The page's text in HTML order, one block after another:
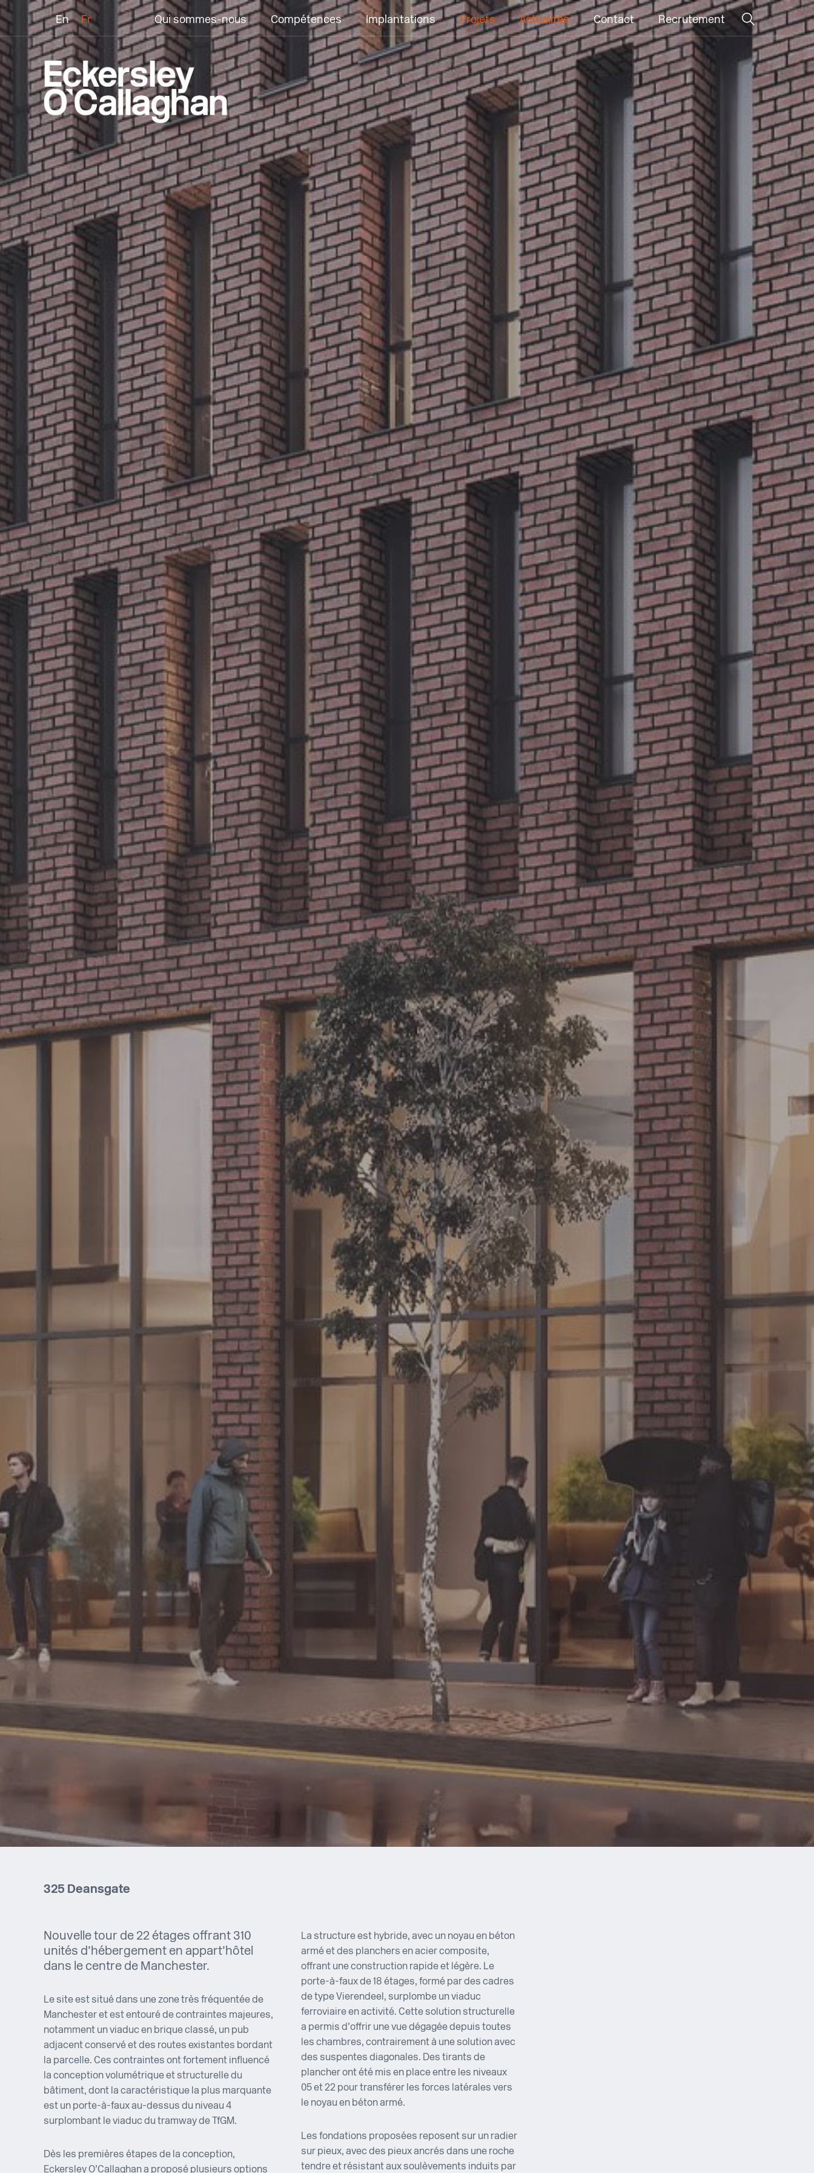
Qui sommes-nous Compétences Implantations Projets Actualités Contact Recrutement
En Fr
325 Deansgate
Nouvelle tour de 22 étages offrant 310
unités d’hébergement en appart’hôtel
dans le centre de Manchester.
Le site est situé dans une zone très fréquentée de
Manchester et est entouré de contraintes majeures,
notamment un viaduc en brique classé, un pub
adjacent conservé et des routes existantes bordant
la parcelle. Ces contraintes ont fortement influencé
la conception volumétrique et structurelle du
bâtiment, dont la caractéristique la plus marquante
est un porte-à-faux au-dessus du niveau 4
surplombant le viaduc du tramway de TfGM.
Dès les premières étapes de la conception,
Eckersley O’Callaghan a proposé plusieurs options
La structure est hybride, avec un noyau en béton
armé et des planchers en acier composite,
offrant une construction rapide et légère. Le
porte-à-faux de 18 étages, formé par des cadres
de type Vierendeel, surplombe un viaduc
ferroviaire en activité. Cette solution structurelle
a permis d’offrir une vue dégagée depuis toutes
les chambres, contrairement à une solution avec
des suspentes diagonales. Des tirants de
plancher ont été mis en place entre les niveaux
05 et 22 pour transférer les forces latérales vers
le noyau en béton armé.
Les fondations proposées reposent sur un radier
sur pieux, avec des pieux ancrés dans une roche
tendre et résistant aux soulèvements induits par